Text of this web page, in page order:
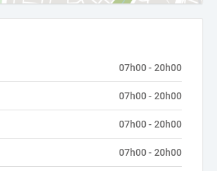
07h00 - 20h00
07h00 - 20h00
07h00 - 20h00
07h00 - 20h00